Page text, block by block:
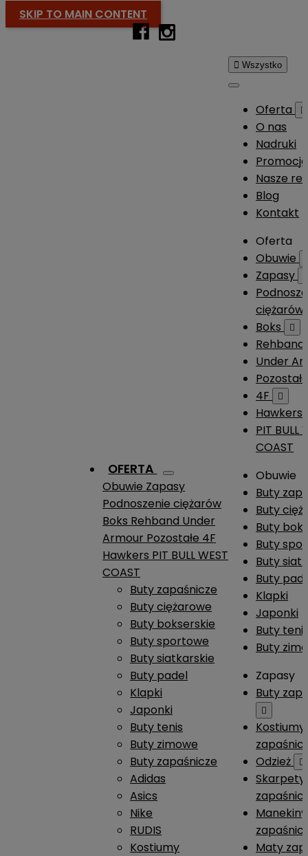
SKIP TO MAIN CONTENT
OFERTA
Obuwie Zapasy
Podnoszenie ciężarów
Boks Rehband Under
Armour Pozostałe 4F
Hawkers PIT BULL WEST
COAST
Buty zapaśnicze
Buty ciężarowe
Buty bokserskie
Buty sportowe
Buty siatkarskie
Buty padel
Klapki
Japonki
Buty tenis
Buty zimowe
Buty zapaśnicze
Adidas
Asics
Nike
RUDIS
Kostiumy
 Wszystko
Oferta 
O nas
Nadruki
Promocje
Nasze
Blog
Kontakt
Oferta
Obuwie
Zapasy
ciężarów
Boks

Rehband
Under
4F

Hawkers
PIT BULL
COAST
Obuwie
Buty
Buty
Buty
Buty
Buty
Buty
Klapki
Japonki
Buty
Buty
Zapasy
Buty

Kostiumy
Odzież

Skarpety
Manekiny
Maty